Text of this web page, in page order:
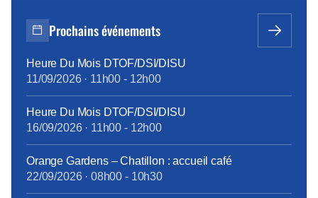
de Rugby 2023 et J.O Paris 2024 et aussi en réponse
à une forte demande de captation […]
Prochains événements
Heure Du Mois DTOF/DSI/DISU
11/09/2026· 11h00 - 12h00
Heure Du Mois DTOF/DSI/DISU
16/09/2026· 11h00 - 12h00
Orange Gardens – Chatillon : accueil café
22/09/2026· 08h00 - 10h30